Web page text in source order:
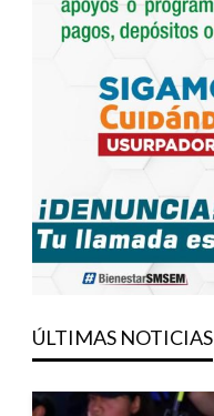
ÚLTIMAS NOTICIAS